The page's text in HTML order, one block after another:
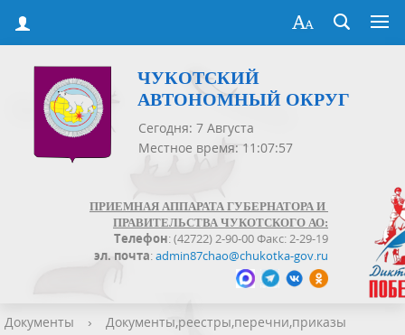
ЧУКОТСКИЙ
АВТОНОМНЫЙ ОКРУГ
Сегодня: 7 Августа
Местное время: 11:07:57
ПРИЕМНАЯ АППАРАТА ГУБЕРНАТОРА И
ПРАВИТЕЛЬСТВА ЧУКОТСКОГО АО:
Телефон: (42722) 2-90-00 Факс: 2-29-19
эл. почта:admin87chao@chukotka-gov.ru
Документы › Документы,реестры,перечни,приказы